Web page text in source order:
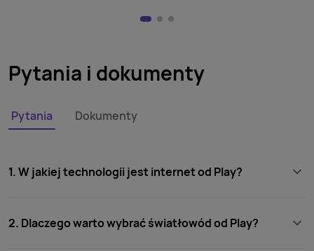
Pytania i dokumenty
Pytania Dokumenty
1. W jakiej technologii jest internet od Play?
2. Dlaczego warto wybrać światłowód od Play?